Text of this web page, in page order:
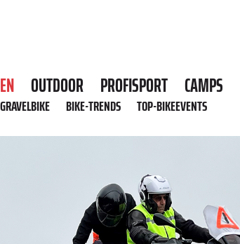
OUTDOOR PROFISPORT CAMPS
GRAVELBIKE BIKE-TRENDS TOP-BIKEEVENTS